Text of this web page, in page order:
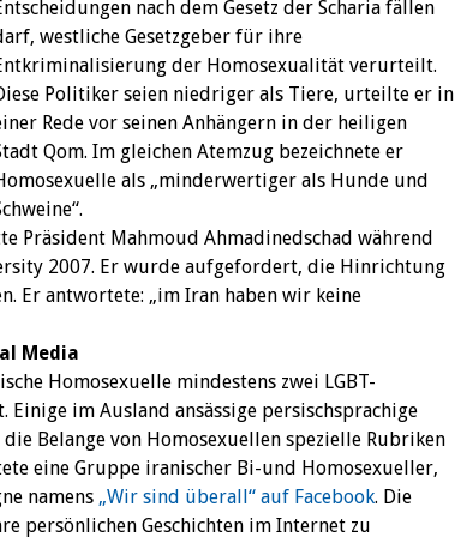
nach dem Gesetz der Scharia fällen
westliche Gesetzgeber für ihre
der Homosexualität verurteilt.
Politiker seien niedriger als Tiere, urteilte er in
Rede vor seinen Anhängern in der heiligen
Qom. Im gleichen Atemzug bezeichnete er
als „minderwertiger als Hunde und
Präsident Mahmoud Ahmadinedschad während
2007. Er wurde aufgefordert, die Hinrichtung
Er antwortete: „im Iran haben wir keine
Media
Homosexuelle mindestens zwei LGBT-
im Ausland ansässige persischsprachige
Belange von Homosexuellen spezielle Rubriken
eine Gruppe iranischer Bi-und Homosexueller,
namens „Wir sind überall“ auf Facebook. Die
persönlichen Geschichten im Internet zu